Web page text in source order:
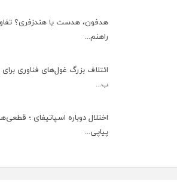
هدفون، هدست یا هندزفری؟
راهنم...
ائتلاف بزرگ غول‌های فناوری برای
ب...
اختلال دوباره اسپاتیفای ؛
پیاپی...